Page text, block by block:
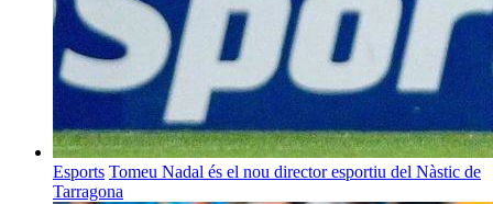
Esports Tomeu Nadal és el nou director esportiu del Nàstic de
Tarragona